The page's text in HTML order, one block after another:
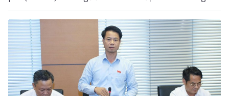
góp phần phát hiện sớm bệnh tật, nâng cao chất
lượng chăm sóc sức khỏe (CSSK) ban đầu, chương
trình còn lan tỏa tinh thần trách nhiệm, y đức và sự
tận tâm của đội ngũ cán bộ y tế, hướng tới mục tiêu
mọi người dân đều được tiếp cận dịch vụ y tế công
bằng, chất lượng và nhân văn.